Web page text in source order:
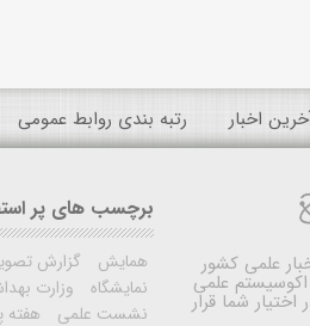
اخبار رتبه بندی روابط عمومی
علمی کشور
علمی
شما قرار
برچسب های پر
همایش گزارش
نمایشگاه
وزارت
نشست علمی